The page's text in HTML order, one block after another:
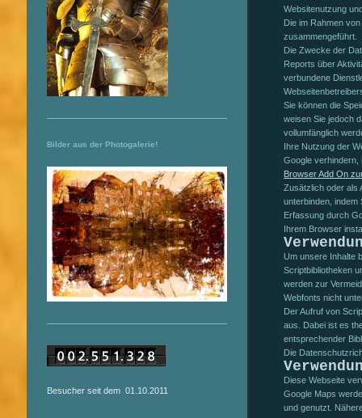
Bilder aus der Photogalerie!
Besucher seit dem 01.10.2011
Websitenutzung
Die im Rahmen
zusammengeführt.
Die Zwecke der
Reports über
verbundene
Sie können die
weisen Sie jedoch
vollumfänglich
Ihre Nutzung der
Google verhindern,
Browser Add On
Zusätzlich oder als
unterbinden, indem
Erfassung durch
Ihrem Browser
Um unsere Inhalte
Scriptbibliotheken
werden zur
Webfonts nicht
Der Aufruf von
aus. Dabei ist es
entsprechender
Die
Diese Webseite
Google Maps
und genutzt.